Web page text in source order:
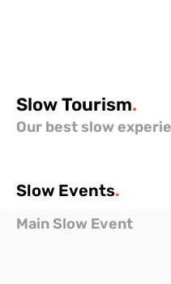
SlowTourism.
Our best slow
Slow Events.
Main Slow Event